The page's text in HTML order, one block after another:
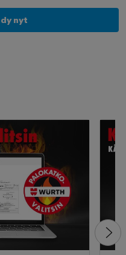
myös eri sähköisten
nyt